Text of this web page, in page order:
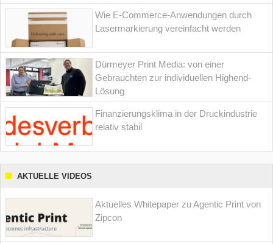
Wie E-Commerce-Anwendungen durch
Lasermarkierung vereinfacht werden
Dürmeyer Print Media: von einer
Gebrauchten zur individuellen Highend-
Lösung
Finanzierungsklima in der Druckindustrie
relativ stabil
AKTUELLE VIDEOS
Aktuelles Whitepaper zu Agentic Print von
Zipcon